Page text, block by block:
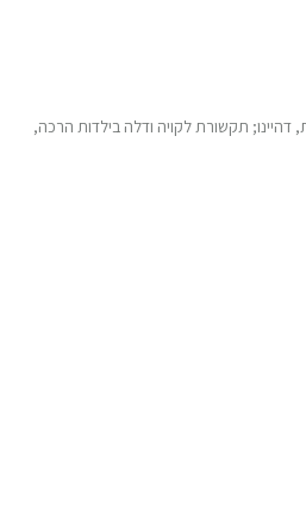
תקשורת לקויה ודלה בילדות הרכה,